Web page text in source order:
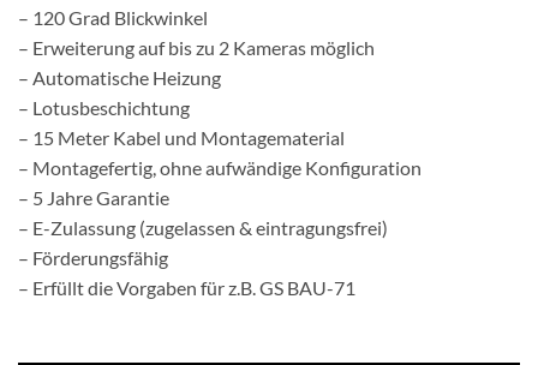
– 120 Grad Blickwinkel
– Erweiterung auf bis zu 2 Kameras möglich
– Automatische Heizung
– Lotusbeschichtung
– 15 Meter Kabel und Montagematerial
– Montagefertig, ohne aufwändige Konfiguration
– 5 Jahre Garantie
– E-Zulassung (zugelassen & eintragungsfrei)
– Förderungsfähig
– Erfüllt die Vorgaben für z.B. GS BAU-71